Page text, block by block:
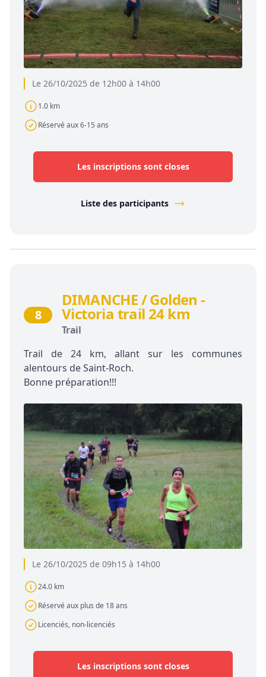
Le 26/10/2025 de 12h00 à 14h00
1.0 km
Réservé aux 6-15 ans
Les inscriptions sont closes
Liste des participants
Le 26/10/2025 de 09h15 à 14h00
24.0 km
Réservé aux plus de 18 ans
Licenciés, non-licenciés
8
DIMANCHE / Golden -
Victoria trail 24 km
Trail
Trail de 24 km, allant sur les communes
alentours de Saint-Roch.
Bonne préparation!!!
Les inscriptions sont closes